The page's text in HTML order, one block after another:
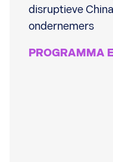
disruptieve
ondernemers
PROGRAMMA